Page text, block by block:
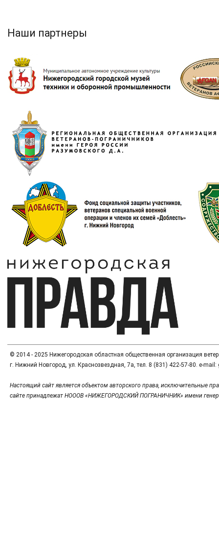
Наши партнеры
© 2014 - 2025 Нижегородская областная общественная организация
г. Нижний Новгород, ул. Краснозвездная, 7а, тел. 8 (831) 422-57-80. e-
Настоящий сайт является объектом авторского права, исключительные
сайте принадлежат НОООВ «НИЖЕГОРОДСКИЙ ПОГРАНИЧНИК» имени